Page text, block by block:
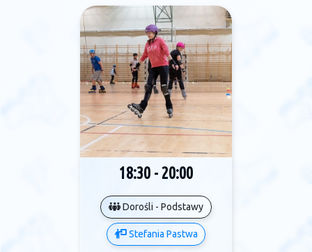
18:30 - 20:00
Dorośli - Podstawy
Stefania Pastwa